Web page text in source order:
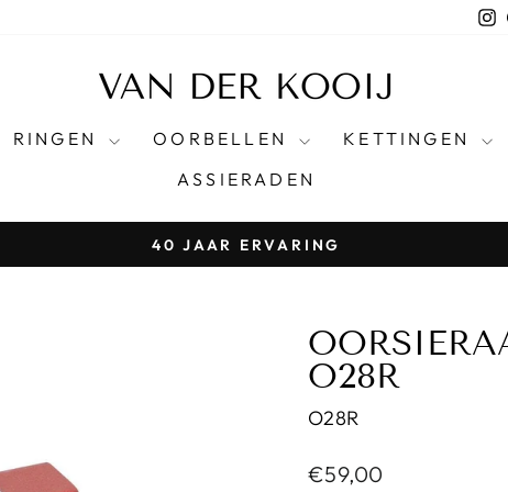
RINGEN OORBELLEN KETTINGEN
ASSIERADEN
Pause
40 JAAR ERVARING
O28R
O28R
Normale
€59,00